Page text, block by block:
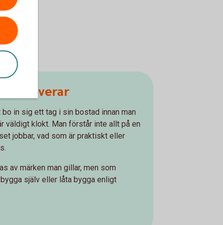
renoverar
in sig ett tag i sin bostad innan man
väldigt klokt. Man förstår inte allt på en
jobbar, vad som är praktiskt eller
av märken man gillar, men som
själv eller låta bygga enligt